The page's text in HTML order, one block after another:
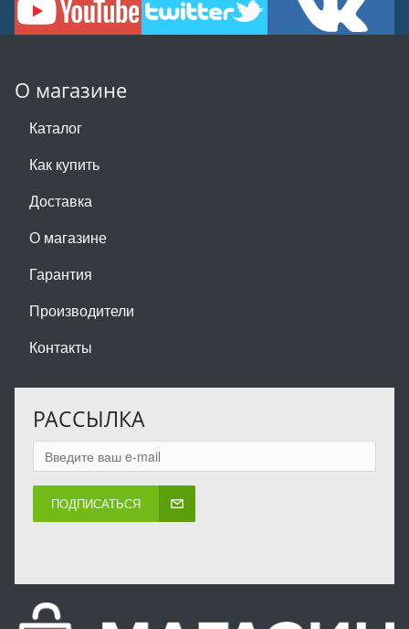
О магазине
Каталог
Как купить
Доставка
О магазине
Гарантия
Производители
Контакты
РАССЫЛКА
ПОДПИСАТЬСЯ